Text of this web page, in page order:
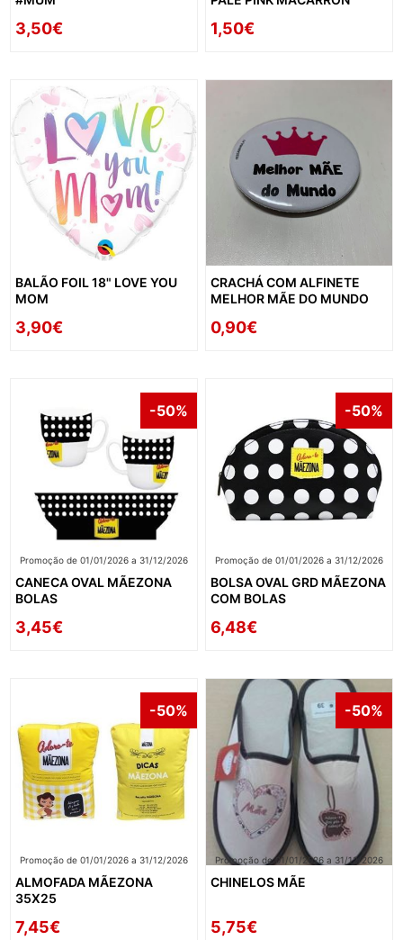
3,50€ 1,50€
BALÃO FOIL 18" LOVE YOU
MOM
3,90€
CRACHÁ COM ALFINETE
MELHOR MÃE DO MUNDO
0,90€
-50%
Promoção de 01/01/2026 a 31/12/2026
CANECA OVAL MÃEZONA
BOLAS
3,45€
-50%
Promoção de 01/01/2026 a 31/12/2026
BOLSA OVAL GRD MÃEZONA
COM BOLAS
6,48€
-50%
Promoção de 01/01/2026 a 31/12/2026
ALMOFADA MÃEZONA
35X25
7,45€
-50%
Promoção de 01/01/2026 a 31/12/2026
CHINELOS MÃE
5,75€